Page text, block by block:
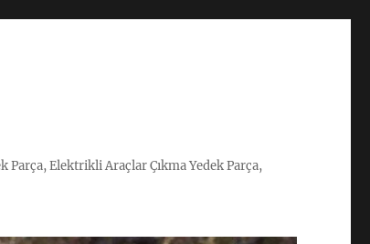
Parça, Elektrikli Araçlar Çıkma Yedek Parça,